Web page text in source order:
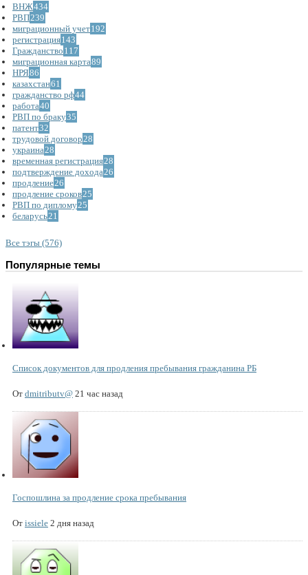
ВНЖ434
РВП239
миграционный учет192
регистрация143
Гражданство 117
миграционная карта89
НРЯ86
казахстан61
гражданство рф44
работа40
РВП по браку35
патент32
трудовой договор 28
украина 28
временная регистрация28
подтверждение дохода 26
продление26
продление сроков25
РВП по диплому25
беларусь21
Все тэгы (576)
Популярные темы
Список документов для продления пребывания гражданина РБ
От dmitributv@ 21 час назад
Госпошлина за продление срока пребывания
От issiele 2 дня назад